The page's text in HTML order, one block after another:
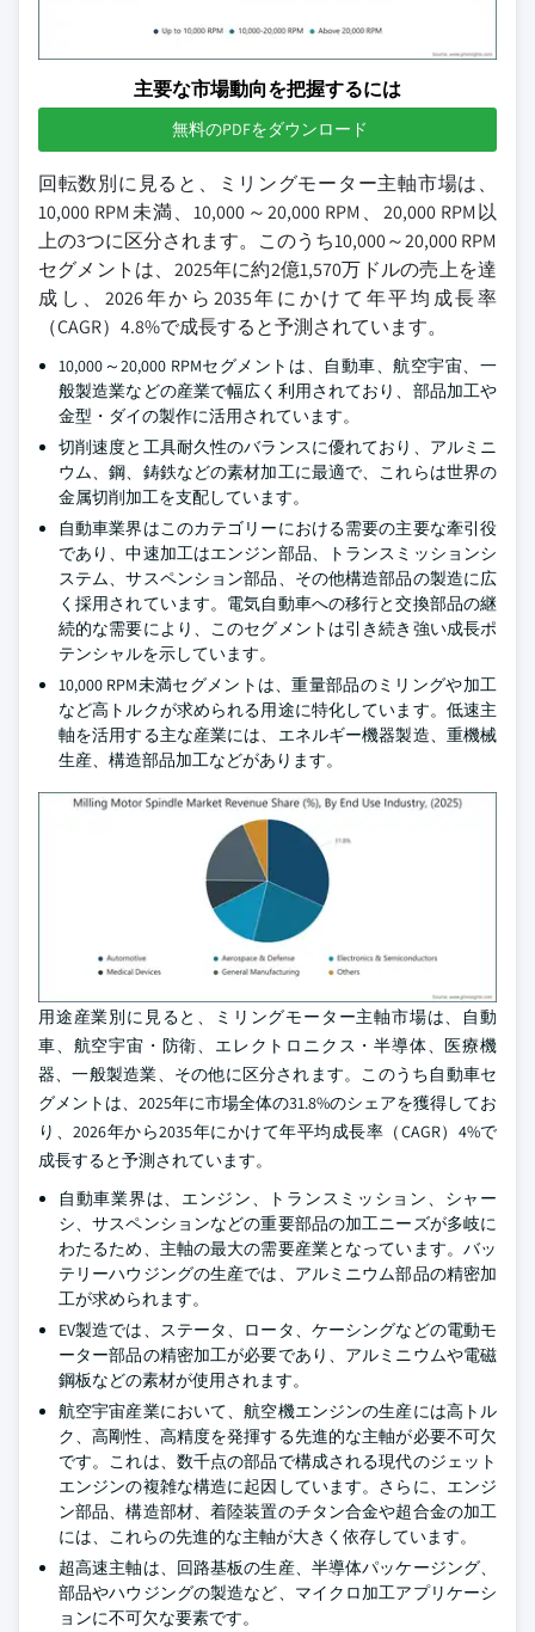
主要な市場動向を把握するには
無料のPDFをダウンロード
回転数別に見ると、ミリングモーター主軸市場は、
10,000 RPM未満、10,000～20,000 RPM、20,000 RPM以
上の3つに区分されます。このうち10,000～20,000 RPM
セグメントは、2025年に約2億1,570万ドルの売上を達
成し、2026年から2035年にかけて年平均成長率
（CAGR）4.8%で成長すると予測されています。
10,000～20,000 RPMセグメントは、自動車、航空宇宙、一
般製造業などの産業で幅広く利用されており、部品加工や
金型・ダイの製作に活用されています。
切削速度と工具耐久性のバランスに優れており、アルミニ
ウム、鋼、鋳鉄などの素材加工に最適で、これらは世界の
金属切削加工を支配しています。
自動車業界はこのカテゴリーにおける需要の主要な牽引役
であり、中速加工はエンジン部品、トランスミッションシ
ステム、サスペンション部品、その他構造部品の製造に広
く採用されています。電気自動車への移行と交換部品の継
続的な需要により、このセグメントは引き続き強い成長ポ
テンシャルを示しています。
10,000 RPM未満セグメントは、重量部品のミリングや加工
など高トルクが求められる用途に特化しています。低速主
軸を活用する主な産業には、エネルギー機器製造、重機械
生産、構造部品加工などがあります。
用途産業別に見ると、ミリングモーター主軸市場は、自動
車、航空宇宙・防衛、エレクトロニクス・半導体、医療機
器、一般製造業、その他に区分されます。このうち自動車セ
グメントは、2025年に市場全体の31.8%のシェアを獲得してお
り、2026年から2035年にかけて年平均成長率（CAGR）4%で
成長すると予測されています。
自動車業界は、エンジン、トランスミッション、シャー
シ、サスペンションなどの重要部品の加工ニーズが多岐に
わたるため、主軸の最大の需要産業となっています。バッ
テリーハウジングの生産では、アルミニウム部品の精密加
工が求められます。
EV製造では、ステータ、ロータ、ケーシングなどの電動モ
ーター部品の精密加工が必要であり、アルミニウムや電磁
鋼板などの素材が使用されます。
航空宇宙産業において、航空機エンジンの生産には高トル
ク、高剛性、高精度を発揮する先進的な主軸が必要不可欠
です。これは、数千点の部品で構成される現代のジェット
エンジンの複雑な構造に起因しています。さらに、エンジ
ン部品、構造部材、着陸装置のチタン合金や超合金の加工
には、これらの先進的な主軸が大きく依存しています。
超高速主軸は、回路基板の生産、半導体パッケージング、
部品やハウジングの製造など、マイクロ加工アプリケーシ
ョンに不可欠な要素です。